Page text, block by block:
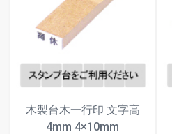
木製台木一行印 文字高
4mm 4×10mm